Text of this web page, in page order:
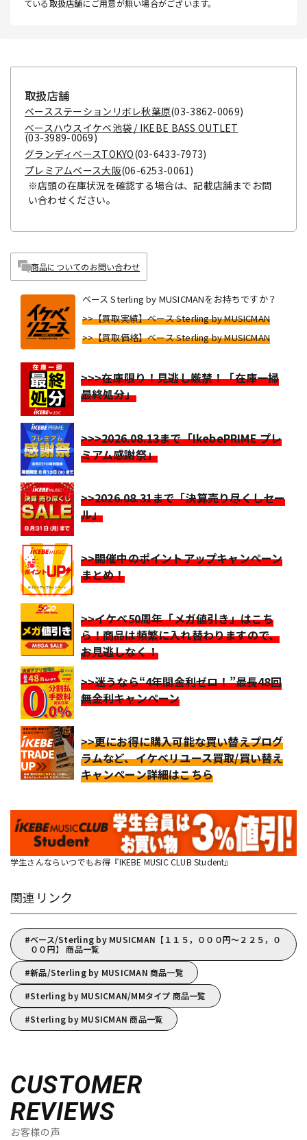
ている取扱店舗にご用意が無い場合がございます。
取扱店舗
ベースステーションリボレ秋葉原(03-3862-0069)
ベースハウスイケベ池袋 / IKEBE BASS OUTLET
(03-3989-0069)
グランディベースTOKYO(03-6433-7973)
プレミアムベース大阪(06-6253-0061)
※店頭の在庫状況を確認する場合は、記載店舗までお問
い合わせください。
商品についてのお問い合わせ
ベース Sterling by MUSICMANをお持ちですか？
>>【買取実績】ベース Sterling by MUSICMAN
>>【買取価格】ベース Sterling by MUSICMAN
>>>在庫限り！見逃し厳禁！「在庫一掃
最終処分」
>>>2026.08.13まで「IkebePRIME プレ
ミアム感謝祭」
>>2026.08.31まで「決算売り尽くしセー
ル」
>>開催中のポイントアップキャンペーン
まとめ！
>>イケベ50周年「メガ値引き」はこち
ら！商品は頻繁に入れ替わりますので、
お見逃しなく！
>>迷うなら“4年間金利ゼロ！”最長48回
無金利キャンペーン
>>更にお得に購入可能な買い替えプログ
ラムなど、イケベリユース買取/買い替え
キャンペーン詳細はこちら
学生さんならいつでもお得『IKEBE MUSIC CLUB Student』
関連リンク
ベース/Sterling by MUSICMAN【１１５，０００円～２２５，０
００円】 商品一覧
新品/Sterling by MUSICMAN 商品一覧
Sterling by MUSICMAN/MMタイプ 商品一覧
Sterling by MUSICMAN 商品一覧
CUSTOMER
REVIEWS
お客様の声